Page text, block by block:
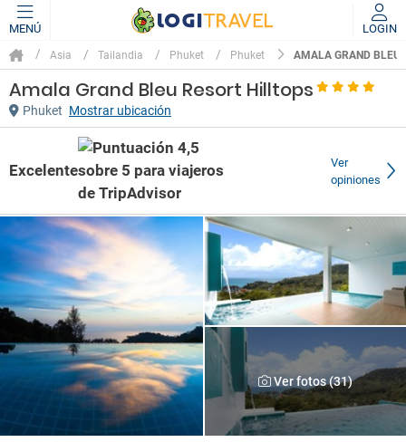
MENÚ LOGIN
Asia Tailandia Phuket Phuket AMALA GRAND BLEU
Amala Grand Bleu Resort Hilltops
Phuket Mostrar ubicación
Excelente
Ver
opiniones
Ver fotos (31)